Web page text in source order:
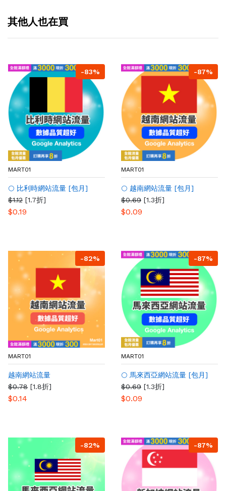
其他人也在買
-83%
MART01
🌕 比利時網站流量 [包月]
$1.12 [1.7折]
$0.19
-87%
MART01
🌕 越南網站流量 [包月]
$0.69 [1.3折]
$0.09
-82%
MART01
越南網站流量
$0.78 [1.8折]
$0.14
-87%
MART01
🌕 馬來西亞網站流量 [包月]
$0.69 [1.3折]
$0.09
-82% -87%